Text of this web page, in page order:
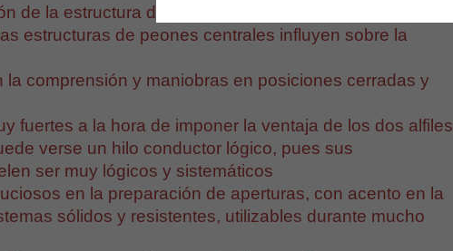
de la estructura de peones en el centro y de cómo las
estructuras de peones centrales influyen sobre la
la comprensión y maniobras en posiciones cerradas y
fuertes a la hora de imponer la ventaja de los dos alfiles
verse un hilo conductor lógico, pues sus
ser muy lógicos y sistemáticos
en la preparación de aperturas, con acento en la
sólidos y resistentes, utilizables durante mucho